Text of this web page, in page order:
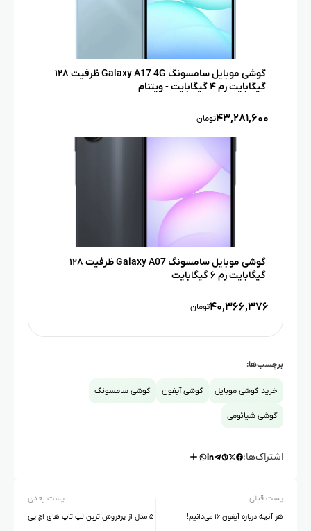
گوشی موبایل سامسونگ Galaxy A17 4G ظرفیت ۱۲۸
گیگابایت رم ۴ گیگابایت - ویتنام
۴۳,۲۸۱,۶۰۰تومان
گوشی موبایل سامسونگ Galaxy A07 ظرفیت ۱۲۸
گیگابایت رم ۶ گیگابایت
۴۰,۳۶۶,۳۷۶تومان
برچسب‌ها:
خرید گوشی موبایل گوشی آیفون گوشی سامسونگ
گوشی شیائومی
اشتراک‌ها:
پست قبلی
هر آنچه درباره آیفون ۱۶ می‌دانیم!
پست بعدی
۵ مدل از پرفروش ترین لپ تاپ های اچ پی